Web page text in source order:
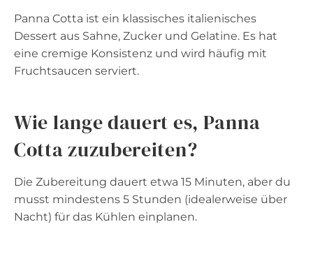
Panna Cotta ist ein klassisches italienisches
Dessert aus Sahne, Zucker und Gelatine. Es hat
eine cremige Konsistenz und wird häufig mit
Fruchtsaucen serviert.
Wie lange dauert es, Panna
Cotta zuzubereiten?
Die Zubereitung dauert etwa 15 Minuten, aber du
musst mindestens 5 Stunden (idealerweise über
Nacht) für das Kühlen einplanen.